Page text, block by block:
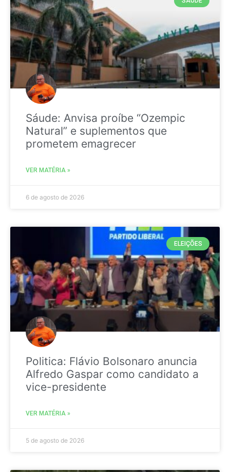
Sáude: Anvisa proíbe “Ozempic
Natural” e suplementos que
prometem emagrecer
VER MATÉRIA »
6 de agosto de 2026
ELEIÇÕES
Politica: Flávio Bolsonaro anuncia
Alfredo Gaspar como candidato a
vice-presidente
VER MATÉRIA »
5 de agosto de 2026